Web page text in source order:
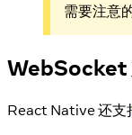
需要注意
WebSocket
React Native 还支